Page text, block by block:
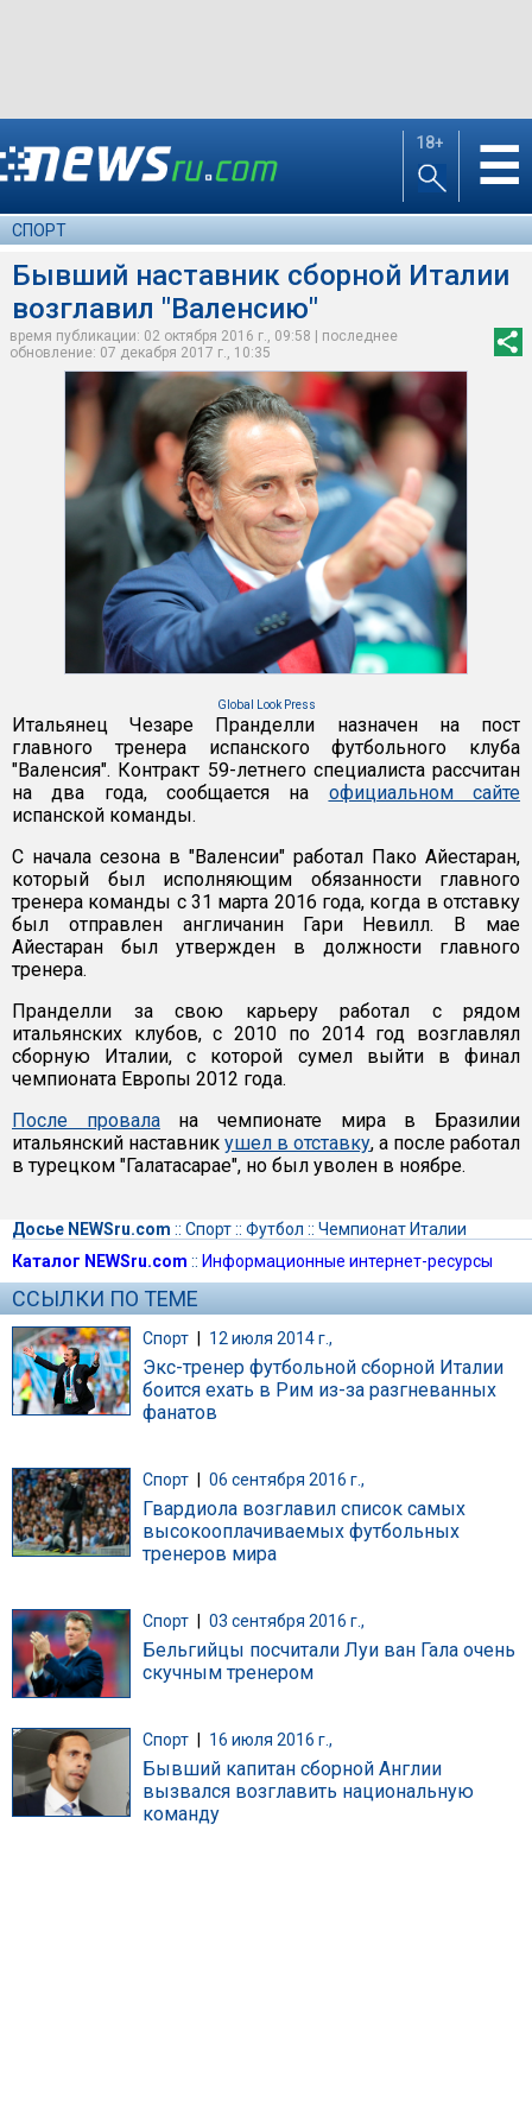
18+ ☰
СПОРТ
Бывший наставник сборной Италии
возглавил "Валенсию"
время публикации: 02 октября 2016 г., 09:58 | последнее
обновление: 07 декабря 2017 г., 10:35
Global Look Press
Итальянец Чезаре Пранделли назначен на пост
главного тренера испанского футбольного клуба
"Валенсия". Контракт 59-летнего специалиста рассчитан
на два года, сообщается на официальном сайте
испанской команды.
С начала сезона в "Валенсии" работал Пако Айестаран,
который был исполняющим обязанности главного
тренера команды с 31 марта 2016 года, когда в отставку
был отправлен англичанин Гари Невилл. В мае
Айестаран был утвержден в должности главного
тренера.
Пранделли за свою карьеру работал с рядом
итальянских клубов, с 2010 по 2014 год возглавлял
сборную Италии, с которой сумел выйти в финал
чемпионата Европы 2012 года.
После провалана чемпионате мира в Бразилии
итальянский наставник ушел в отставку, а после работал
в турецком "Галатасарае", но был уволен в ноябре.
Досье NEWSru.com :: Спорт:: Футбол :: Чемпионат Италии
Каталог NEWSru.com :: Информационные интернет-ресурсы
ССЫЛКИ ПО ТЕМЕ
Спорт | 12 июля 2014 г.,
Экс-тренер футбольной сборной Италии
боится ехать в Рим из-за разгневанных
фанатов
Спорт 06 сентября 2016 г.,
Гвардиола возглавил список самых
высокооплачиваемых футбольных
тренеров мира
Спорт 03 сентября 2016 г.,
Бельгийцы посчитали Луи ван Гала очень
скучным тренером
Спорт 16 июля 2016 г.,
Бывший капитан сборной Англии
вызвался возглавить национальную
команду